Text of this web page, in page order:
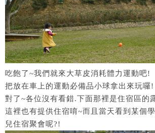
吃飽了~我們就來大草皮消耗體力運動吧!
把放在車上的運動必備品小球拿出來玩囉!
對了~各位沒有看錯.下面那裡是住宿區的
這裡也有提供住宿唷~而且當天看到某個
兒住宿聚會呢?!